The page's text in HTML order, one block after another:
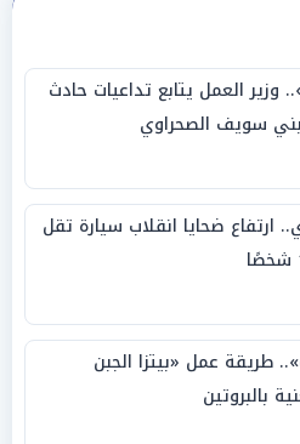
وزير العمل يتابع تداعيات حادث
سويف الصحراوي
ارتفاع ضحايا انقلاب سيارة تقل
طريقة عمل «بيتزا الجبن
بالبروتين